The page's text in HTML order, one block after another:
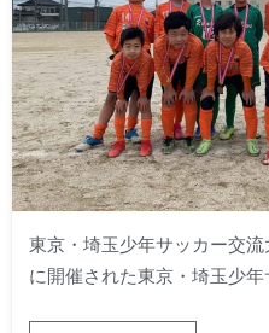
東京・埼玉少年サッカー交
に開催された東京・埼玉少